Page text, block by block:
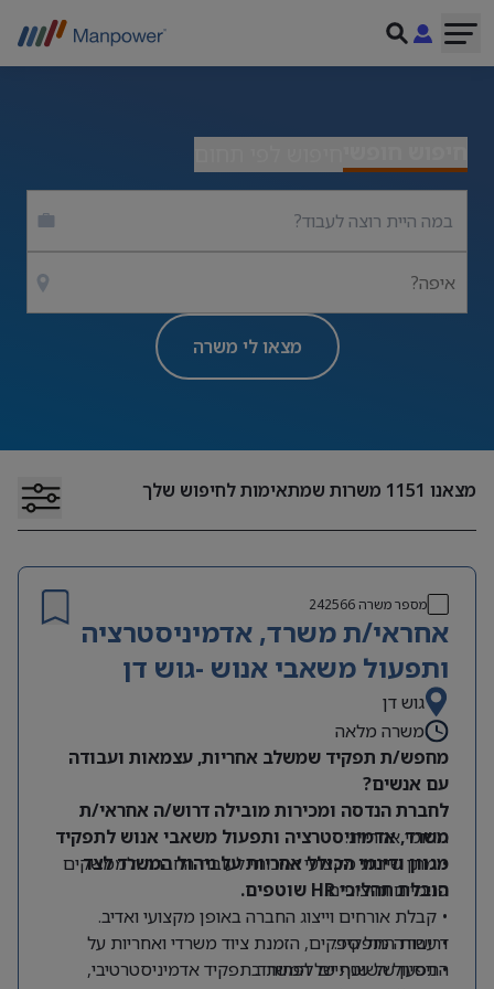
איפה?
מצאו לי משרה
מצאנו 1151 משרות שמתאימות לחיפוש שלך
מספר משרה242566
אחראי/ת משרד, אדמיניסטרציה
ותפעול משאבי אנוש -גוש דן
גוש דן
משרה מלאה
מחפש/ת תפקיד שמשלב אחריות, עצמאות ועבודה
עם אנשים?
לחברת הנדסה ומכירות מובילה דרוש/ה אחראי/ת
משרד, אדמיניסטרציה ותפעול משאבי אנוש לתפקיד
מגוון ודינמי הכולל אחריות על ניהול המשרד לצד
הובלת תהליכי HR שוטפים.
תחומי אחריות:
• מתן שירות מקצועי ואיכותי לעובדי החברה ולממשקים
פנימיים וחיצוניים.
• קבלת אורחים וייצוג החברה באופן מקצועי ואדיב.
• עבודה מול ספקים, הזמנת ציוד משרדי ואחריות על
התפעול השוטף של המשרד.
דרישות התפקיד:
• ניסיון של שנתיים לפחות בתפקיד אדמיניסטרטיבי,